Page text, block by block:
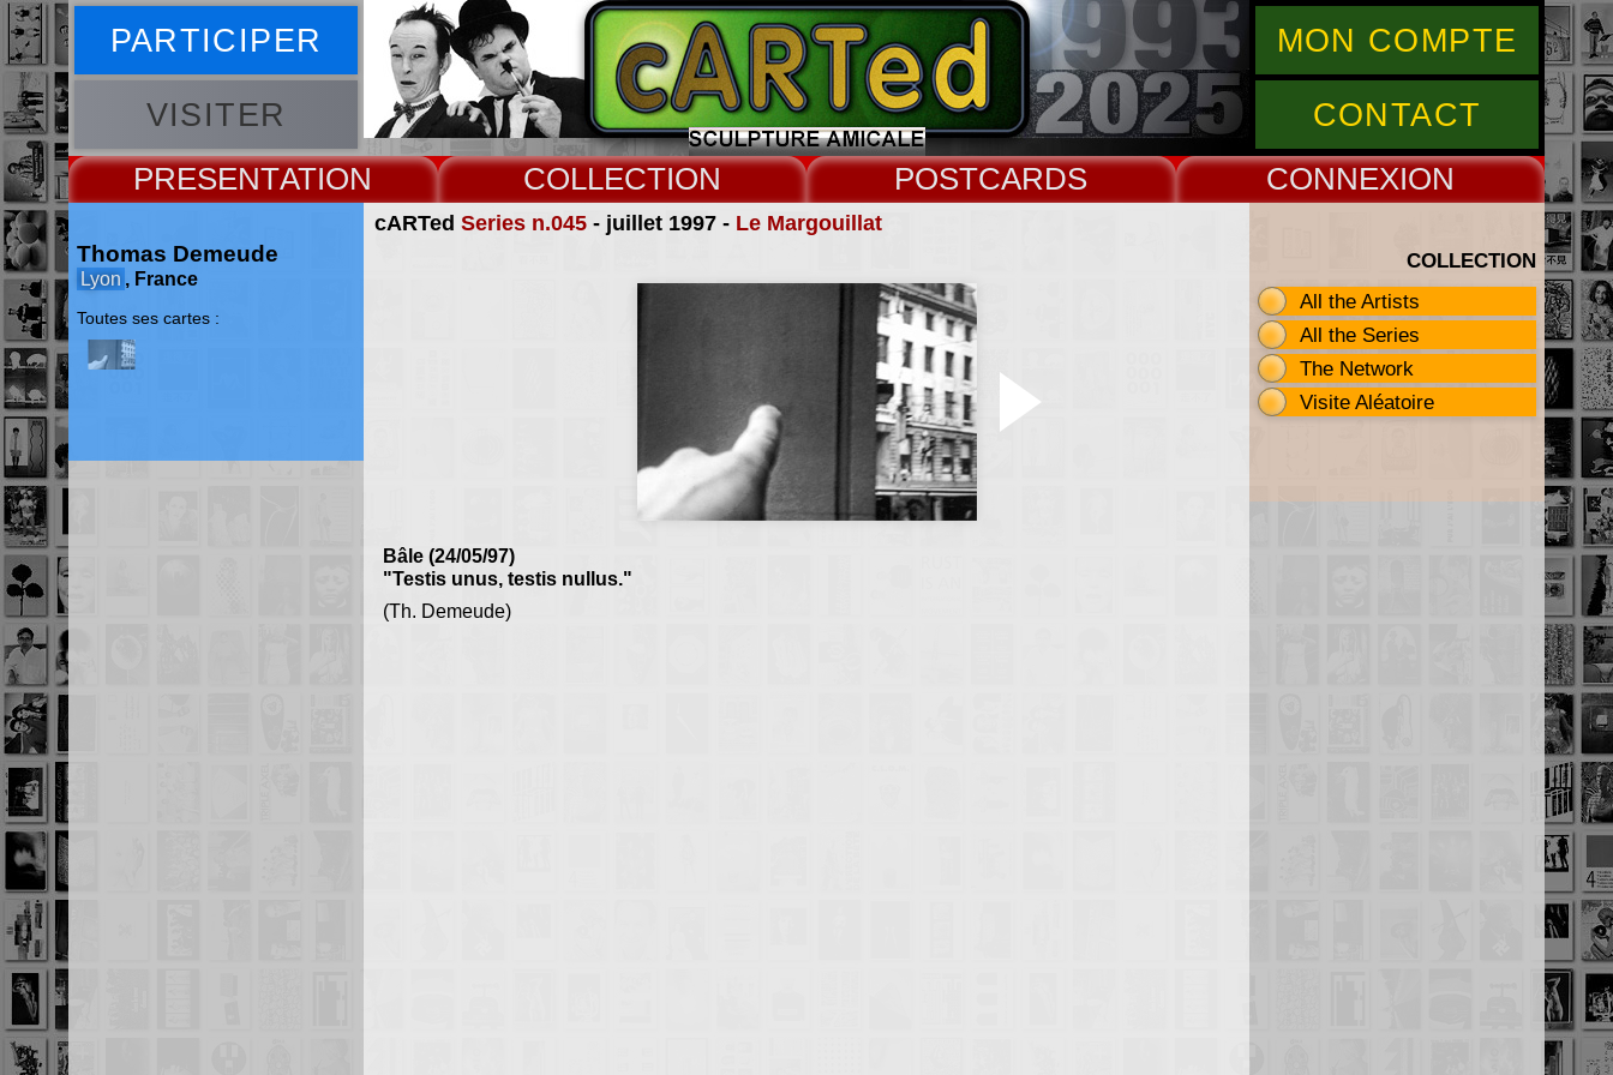
PARTICIPER
VISITER
MON COMPTE
CONTACT
PRESENT COLLECT CARDS CONNEX
cARTed Series n.045- juillet 1997 - Le Margouillat
Bâle (24/05/97)
"Testis unus, testis nullus."
(Th. Demeude)
Thomas Demeude
Lyon , France
Toutes ses cartes :
COLLECTION
All the Artists
All the Series
The Network
Visite Aléatoire